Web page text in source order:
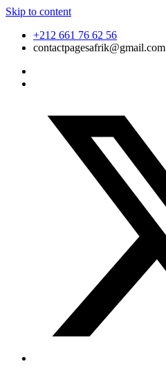
Skip to content
+212 661 76 62 56
contactpagesafrik@gmail.com